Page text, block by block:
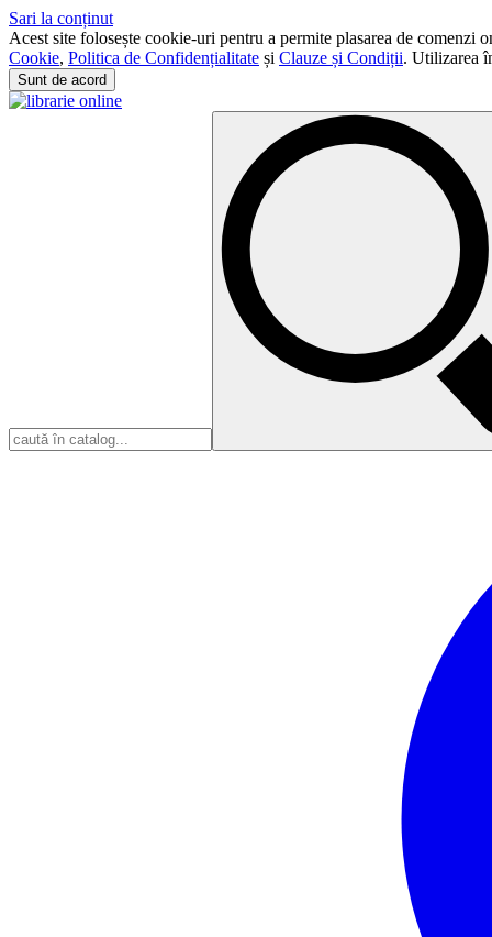
Sari la conținut
Acest site folosește cookie-uri pentru a permite plasarea de
Cookie, Politica de Confidențialitate și Clauze și Condiții. Utilizarea
Sunt de acord